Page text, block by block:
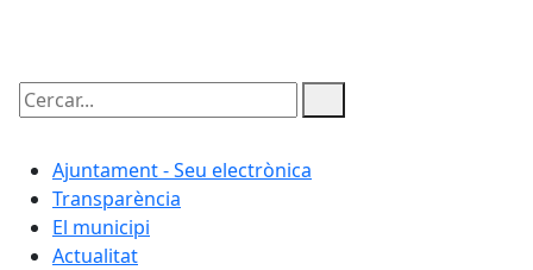
Cercar:
Ajuntament - Seu electrònica
Transparència
El municipi
Actualitat